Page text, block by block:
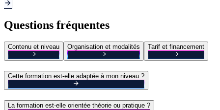
Questions fréquentes
Contenu et niveau Organisation et modalités Tarif et financement
Cette formation est-elle adaptée à mon niveau ?
La formation est-elle orientée théorie ou pratique ?